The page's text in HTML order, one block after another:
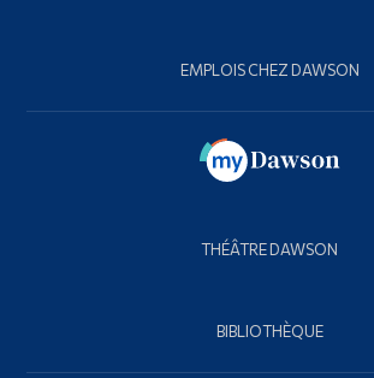
EMPLOIS CHEZ DAWSON
THÉÂTRE DAWSON
BIBLIOTHÈQUE